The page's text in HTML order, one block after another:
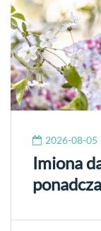
2026-08-05
Imiona